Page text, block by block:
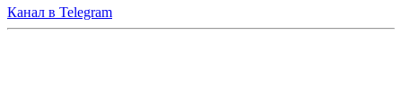
Канал в Telegram